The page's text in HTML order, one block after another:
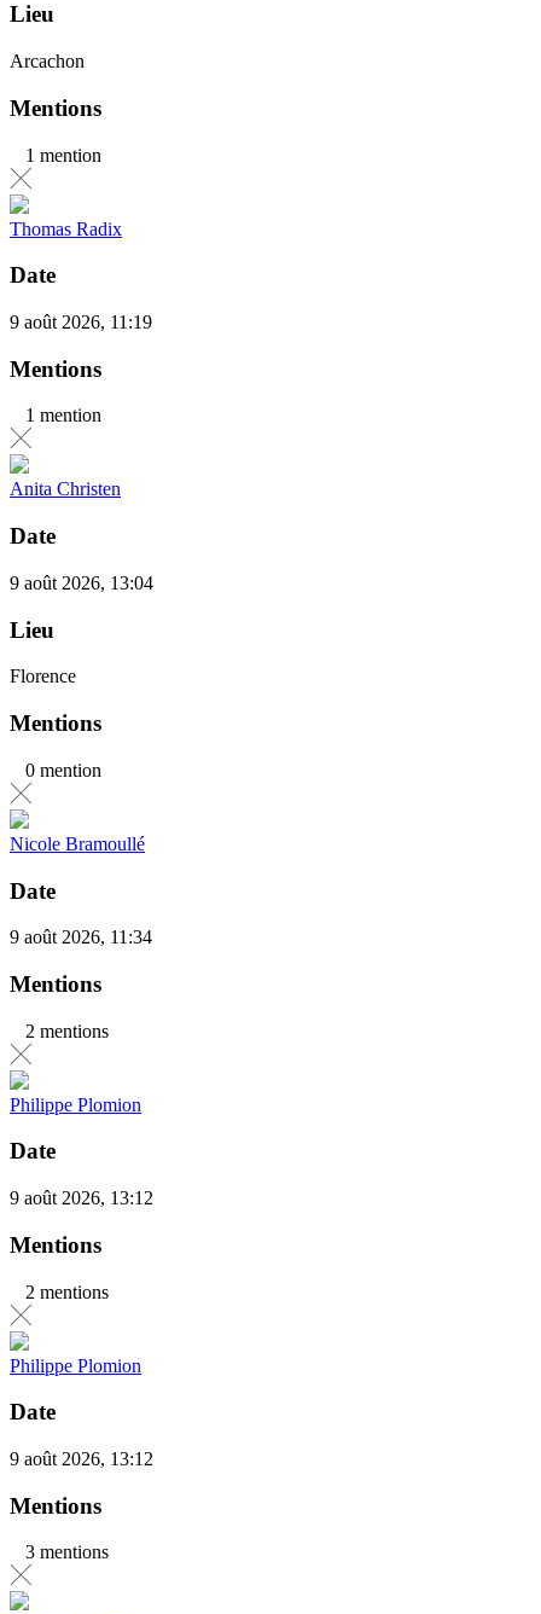
Lieu
Arcachon
Mentions
1 mention
Thomas Radix
Date
9 août 2026, 11:19
Mentions
1 mention
Anita Christen
Date
9 août 2026, 13:04
Lieu
Florence
Mentions
0 mention
Nicole Bramoullé
Date
9 août 2026, 11:34
Mentions
2 mentions
Philippe Plomion
Date
9 août 2026, 13:12
Mentions
2 mentions
Philippe Plomion
Date
9 août 2026, 13:12
Mentions
3 mentions